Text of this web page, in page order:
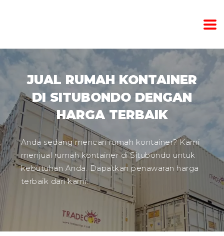
JUAL RUMAH KONTAINER
DI SITUBONDO DENGAN
HARGA TERBAIK
Anda sedang mencari rumah kontainer? Kami
menjual rumah kontainer di Situbondo untuk
kebutuhan Anda. Dapatkan penawaran harga
terbaik dari kami.